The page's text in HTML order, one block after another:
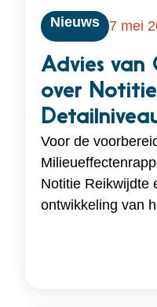
Nieuws 7 mei
Advies van
over
Voor de
Notitie Reikwijdte
ontwikkeling van